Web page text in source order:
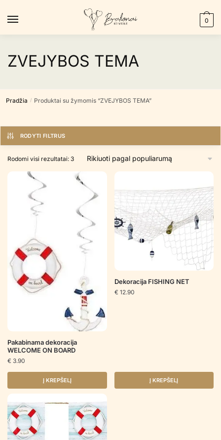
0
ZVEJYBOS TEMA
Pradžia / Produktai su žymomis “ZVEJYBOS TEMA”
RODYTI FILTRUS
Rodomi visi rezultatai: 3Rūšiuojama
populiarumą
Pakabinama dekoracija
WELCOME ON BOARD
€ 3.90
Į KREPŠELĮ
Dekoracija FISHING NET
€ 12.90
Į KREPŠELĮ